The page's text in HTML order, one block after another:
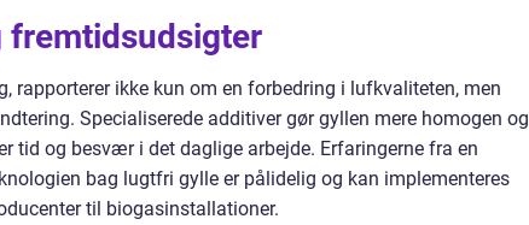
fremtidsudsigter
rapporterer ikke kun om en forbedring i lufkvaliteten, men
Specialiserede additiver gør gyllen mere homogen og
tid og besvær i det daglige arbejde. Erfaringerne fra en
bag lugtfri gylle er pålidelig og kan implementeres
til biogasinstallationer.